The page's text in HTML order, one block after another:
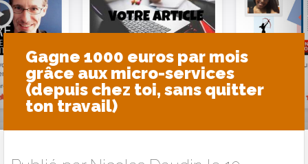
Gagne 1000 euros par mois
grâce aux micro-services
(depuis chez toi, sans quitter
ton travail)